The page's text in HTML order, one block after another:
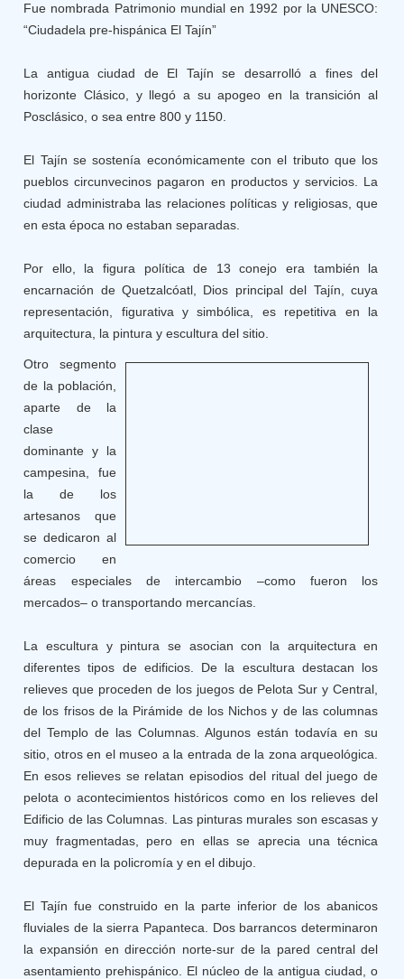
Fue nombrada Patrimonio mundial en 1992 por la UNESCO:
“Ciudadela pre-hispánica El Tajín”
La antigua ciudad de El Tajín se desarrolló a fines del
horizonte Clásico, y llegó a su apogeo en la transición al
Posclásico, o sea entre 800 y 1150.
El Tajín se sostenía económicamente con el tributo que los
pueblos circunvecinos pagaron en productos y servicios. La
ciudad administraba las relaciones políticas y religiosas, que
en esta época no estaban separadas.
Por ello, la figura política de 13 conejo era también la
encarnación de Quetzalcóatl, Dios principal del Tajín, cuya
representación, figurativa y simbólica, es repetitiva en la
arquitectura, la pintura y escultura del sitio.
Otro segmento
de la población,
aparte de la
clase
dominante y la
campesina, fue
la de los
artesanos que
se dedicaron al
comercio en
áreas especiales de intercambio –como fueron los
mercados– o transportando mercancías.
La escultura y pintura se asocian con la arquitectura en
diferentes tipos de edificios. De la escultura destacan los
relieves que proceden de los juegos de Pelota Sur y Central,
de los frisos de la Pirámide de los Nichos y de las columnas
del Templo de las Columnas. Algunos están todavía en su
sitio, otros en el museo a la entrada de la zona arqueológica.
En esos relieves se relatan episodios del ritual del juego de
pelota o acontecimientos históricos como en los relieves del
Edificio de las Columnas. Las pinturas murales son escasas y
muy fragmentadas, pero en ellas se aprecia una técnica
depurada en la policromía y en el dibujo.
El Tajín fue construido en la parte inferior de los abanicos
fluviales de la sierra Papanteca. Dos barrancos determinaron
la expansión en dirección norte-sur de la pared central del
asentamiento prehispánico. El núcleo de la antigua ciudad, o